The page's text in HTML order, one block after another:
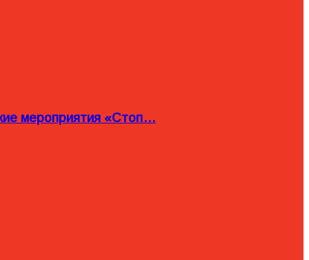
мероприятия «Стоп…